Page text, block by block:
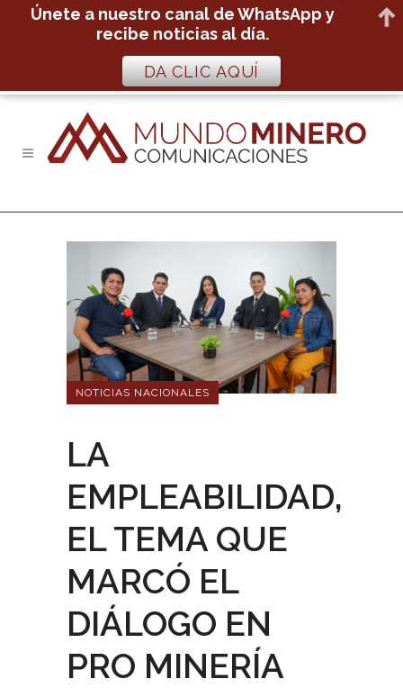
NOTICIAS NACIONALES
LA
EMPLEABILIDAD,
EL TEMA QUE
MARCÓ EL
DIÁLOGO EN
PRO MINERÍA
Únete a nuestro canal de WhatsApp y
recibe noticias al día.
DA CLIC AQUÍ